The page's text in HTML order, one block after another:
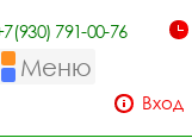
791-00-76
Меню
Вход